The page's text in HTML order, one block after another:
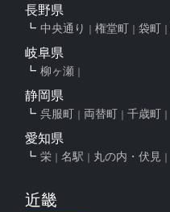
長野県
中央通り 権堂町 袋町
岐阜県
柳ヶ瀬
静岡県
呉服町 両替町 千歳町
愛知県
栄 名駅 丸の内・伏見
近畿